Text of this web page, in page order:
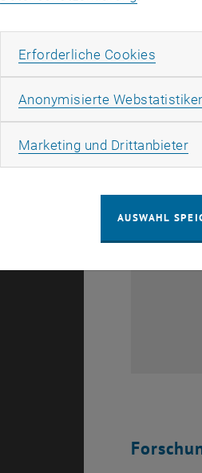
Links
Erforderliche Cookies
Anonymisierte
Marketing und Drittanbieter
AUSWAHL